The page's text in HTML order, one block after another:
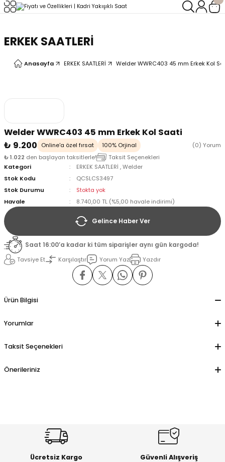
ERKEK SAATLERİ
Anasayfa ERKEK SAATLERİ Welder WWRC403 45 mm Erkek Kol
Welder WWRC403 45 mm Erkek Kol Saati
₺ 9.200
Online'a özel fırsat 100% Orjinal
(0) Yorum
₺ 1.022 den başlayan taksitlerle!
Taksit Seçenekleri
Kategori
ERKEK SAATLERİ ,Welder
Stok Kodu
QCSLCS3497
Stok Durumu
Stokta yok
Havale
8.740,00 TL (%5,00 havale indirimi)
Gelince Haber Ver
Saat 16:00’a kadar ki tüm siparişler aynı gün kargoda!
Tavsiye Et
Karşılaştır Yorum Yaz Yazdır
Ürün Bilgisi
Yorumlar
Taksit Seçenekleri
Önerileriniz
Ücretsiz Kargo Güvenli Alışveriş
Geri Dön
Geri Dön